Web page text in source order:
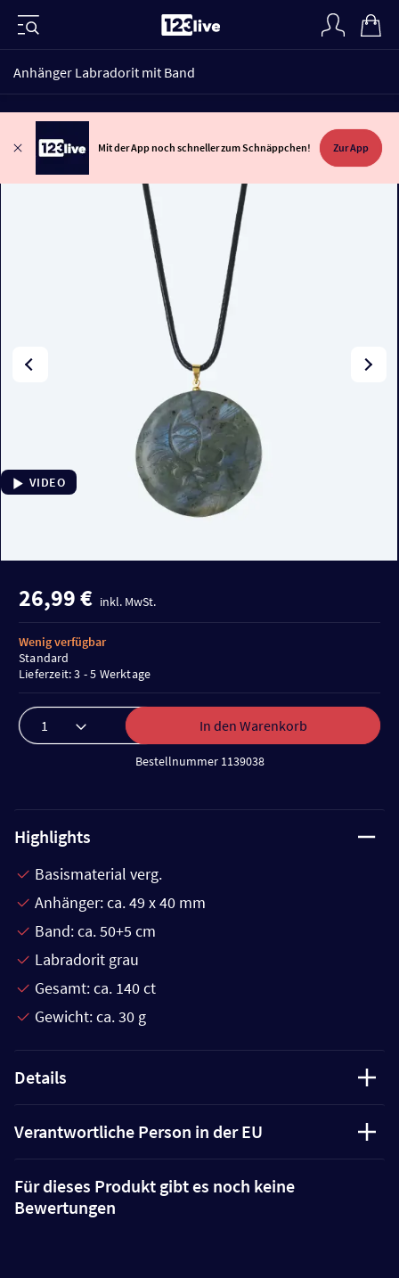
Anhänger Labradorit mit Band
Mit der App noch schneller zum Schnäppchen! Zur App
VIDEO
26,99 € inkl. MwSt.
In den Warenkorb
Bestellnummer 1139038
Wenig verfügbar
Standard
Lieferzeit: 3 - 5 Werktage
Highlights
Basismaterial verg.
Anhänger: ca. 49 x 40 mm
Band: ca. 50+5 cm
Labradorit grau
Gesamt: ca. 140 ct
Gewicht: ca. 30 g
Details
Verantwortliche Person in der EU
Für dieses Produkt gibt es noch keine
Bewertungen